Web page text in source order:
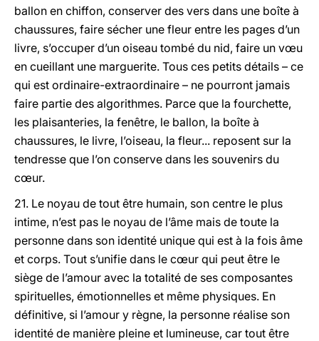
ballon en chiffon, conserver des vers dans une boîte à
chaussures, faire sécher une fleur entre les pages d’un
livre, s’occuper d’un oiseau tombé du nid, faire un vœu
en cueillant une marguerite. Tous ces petits détails – ce
qui est ordinaire-extraordinaire – ne pourront jamais
faire partie des algorithmes. Parce que la fourchette,
les plaisanteries, la fenêtre, le ballon, la boîte à
chaussures, le livre, l’oiseau, la fleur... reposent sur la
tendresse que l’on conserve dans les souvenirs du
cœur.
21. Le noyau de tout être humain, son centre le plus
intime, n’est pas le noyau de l’âme mais de toute la
personne dans son identité unique qui est à la fois âme
et corps. Tout s’unifie dans le cœur qui peut être le
siège de l’amour avec la totalité de ses composantes
spirituelles, émotionnelles et même physiques. En
définitive, si l’amour y règne, la personne réalise son
identité de manière pleine et lumineuse, car tout être